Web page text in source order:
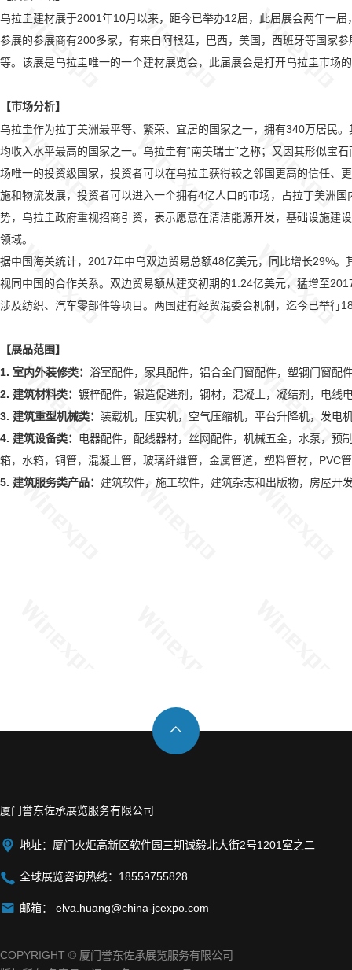
乌拉圭建材展于2001年10月以来，距今已举办12届，此届展会两年一
参展的参展商有200多家，有来自阿根廷，巴西，美国，西班牙等国家
等。该展是乌拉圭唯一的一个建材展览会，此届展会是打开乌拉圭市场
【市场分析】
乌拉圭作为拉丁美洲最平等、繁荣、宜居的国家之一，拥有340万居民
均收入水平最高的国家之一。乌拉圭有“南美瑞士”之称；又因其形似宝
场唯一的投资级国家，投资者可以在乌拉圭获得较之邻国更高的信任、
施和物流发展，投资者可以进入一个拥有4亿人口的市场，占拉丁美洲
势，乌拉圭政府重视招商引资，表示愿意在清洁能源开发，基础设施建
领域。
据中国海关统计，2017年中乌双边贸易总额48亿美元，同比增长29%
视同中国的合作关系。双边贸易额从建交初期的1.24亿美元，猛增至
涉及纺织、汽车零部件等项目。两国建有经贸混委会机制，迄今已举行
【展品范围 】
1. 室内外装修类： 浴室配件，家具配件，铝合金门窗配件，塑钢门窗配
2. 建筑材料类： 镀梓配件，锻造促进剂，钢材，混凝土，凝结剂，电线
3. 建筑重型机械类： 装载机，压实机，空气压缩机，平台升降机，发电
4. 建筑设备类： 电器配件，配线器材，丝网配件，机械五金，水泵，预
箱，水箱，铜管，混凝土管，玻璃纤维管，金属管道，塑料管材，PVC
5. 建筑服务类产品： 建筑软件，施工软件，建筑杂志和出版物，房屋开
厦门誉东佐承展览服务有限公司
 地址：厦门火炬高新区软件园三期诚毅北大街2号1201室之二
 全球展览咨询热线：18559755828
 邮箱： elva.huang@china-jcexpo.com
COPYRIGHT © 厦门誉东佐承展览服务有限公司
